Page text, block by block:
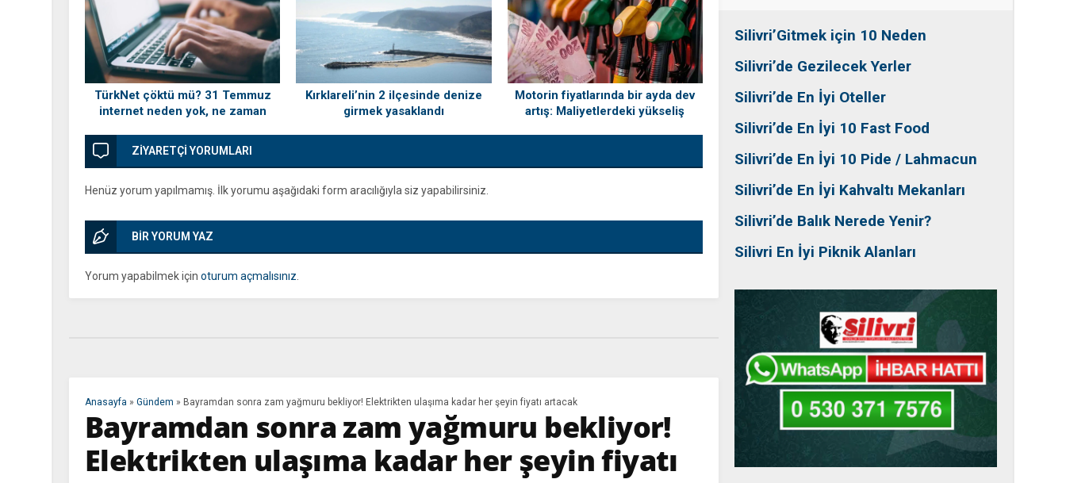
Ersin Özalp-Gerçekler
Silivri’de Uluslararası Halk
Yapılıyor?
Silivri’Gitmek için 10 Neden
Silivri’de Gezilecek Yerler
Silivri’de En İyi Oteller
Silivri’de En İyi 10 Fast Food
Silivri’de En İyi 10 Pide / Lahmacun
Silivri’de En İyi Kahvaltı Mekanları
Silivri’de Balık Nerede Yenir?
Silivri En İyi Piknik Alanları
TürkNet çöktü mü? 31 Temmuz
internet neden yok, ne zaman
Kırklareli’nin 2 ilçesinde denize
girmek yasaklandı
Motorin fiyatlarında bir ayda dev
artış: Maliyetlerdeki yükseliş
ZİYARETÇİ YORUMLARI
Henüz yorum yapılmamış. İlk yorumu aşağıdaki form aracılığıyla siz yapabilirsiniz.
BİR YORUM YAZ
Yorum yapabilmek için oturum açmalısınız
Anasayfa » Gündem » Bayramdan sonra zam yağmuru bekliyor! Elektrikten ulaşıma kadar her şeyin fiyatı artacak
Bayramdan sonra zam yağmuru bekliyor!
Elektrikten ulaşıma kadar her şeyin fiyatı